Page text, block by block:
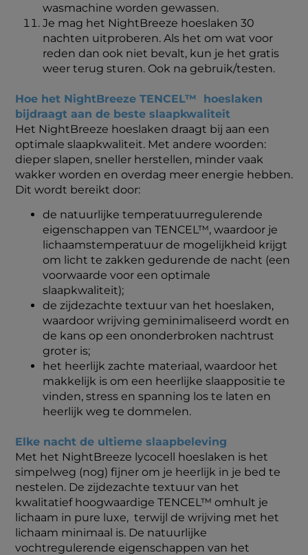
wasmachine worden gewassen.
Je mag het NightBreeze hoeslaken 30
nachten uitproberen. Als het om wat voor
reden dan ook niet bevalt, kun je het gratis
weer terug sturen. Ook na gebruik/testen.
Hoe het NightBreeze TENCEL™
hoeslaken
bijdraagt aan de beste slaapkwaliteit
Het NightBreeze hoeslaken draagt bij aan een
optimale slaapkwaliteit. Met andere woorden:
dieper slapen, sneller herstellen, minder vaak
wakker worden en overdag meer energie hebben.
Dit wordt bereikt door:
de natuurlijke temperatuurregulerende
eigenschappen van TENCEL™, waardoor je
lichaamstemperatuur de mogelijkheid krijgt
om licht te zakken gedurende de nacht (een
voorwaarde voor een optimale
slaapkwaliteit);
de zijdezachte textuur van het hoeslaken,
waardoor wrijving geminimaliseerd wordt en
de kans op een ononderbroken nachtrust
groter is;
het heerlijk zachte materiaal, waardoor het
makkelijk is om een heerlijke slaappositie te
vinden, stress en spanning los te laten en
heerlijk weg te dommelen.
Elke nacht de ultieme slaapbeleving
Met het NightBreeze lycocell hoeslaken is het
simpelweg (nog) fijner om je heerlijk in je bed te
nestelen. De zijdezachte textuur van het
kwalitatief hoogwaardige TENCEL™ omhult je
lichaam in pure luxe, terwijl de wrijving met het
lichaam minimaal is. De natuurlijke
vochtregulerende eigenschappen van het